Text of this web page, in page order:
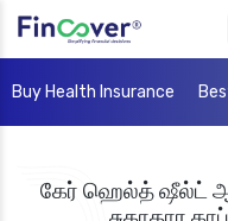
Buy Health Insurance
கேர் ஹெல்த் ஷீல்ட்